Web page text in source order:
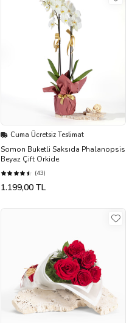
Cuma Ücretsiz Teslimat
Somon Buketli Saksıda Phalanopsis
Beyaz Çift Orkide
(43)
1.199,00 TL